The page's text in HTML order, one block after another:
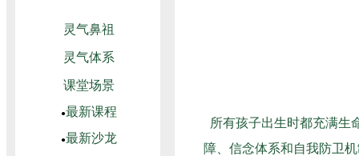
所有孩子出生时都充满生
障、信念体系和自我防卫